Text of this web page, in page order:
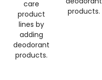
care
product
lines by
adding
deodorant
products.
products.